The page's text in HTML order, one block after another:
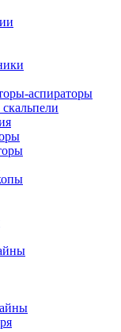
аспираторы